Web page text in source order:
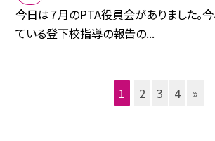
今日は７月のPTA役員会がありました。今
ている登下校指導の報告の...
1 2 3 4 »